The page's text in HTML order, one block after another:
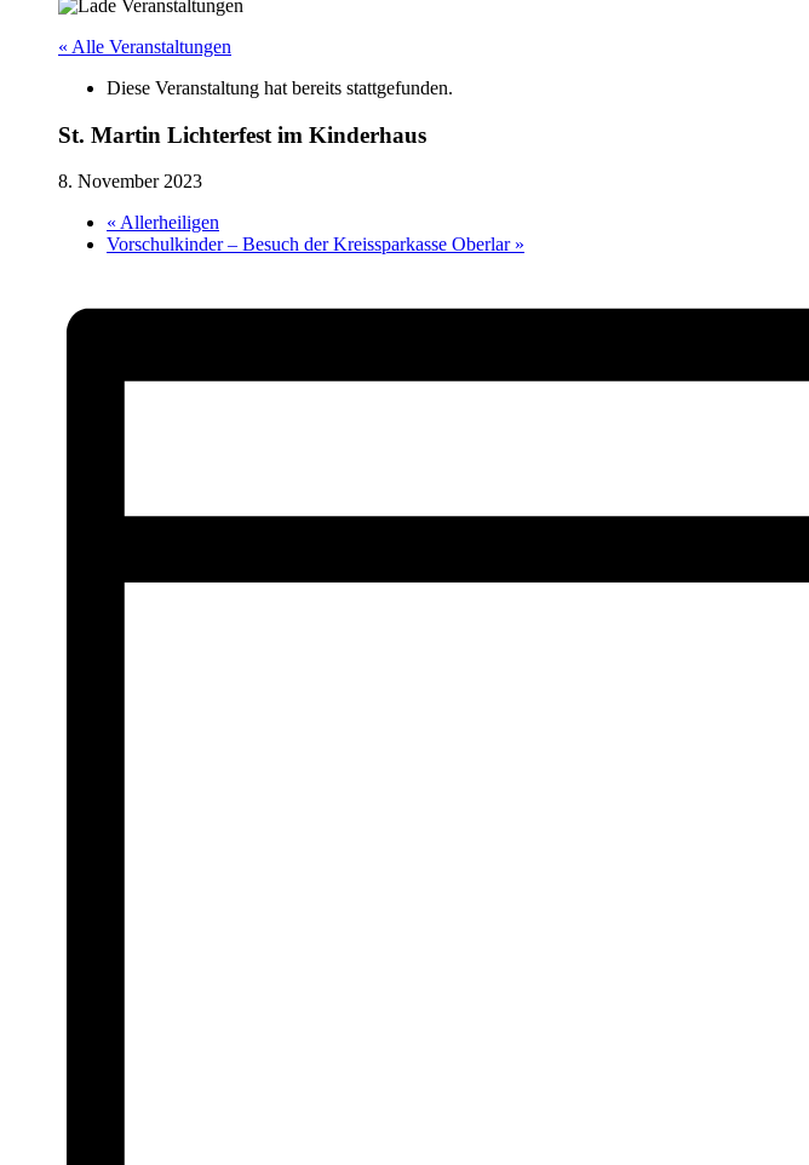
« Alle Veranstaltungen
Diese Veranstaltung hat bereits stattgefunden.
St. Martin Lichterfest im Kinderhaus
8. November 2023
« Allerheiligen
Vorschulkinder – Besuch der Kreissparkasse Oberlar »